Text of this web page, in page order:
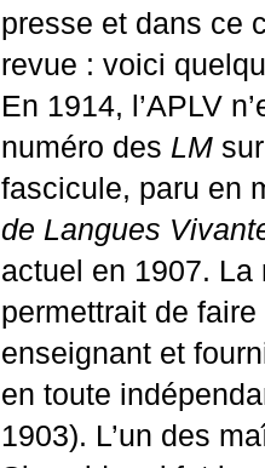
presse et dans ce
revue : voici
En 1914, l’APLV
numéro des LM
fascicule, paru en
de Langues
actuel en 1907.
permettrait de
enseignant et
en toute
1903). L’un des